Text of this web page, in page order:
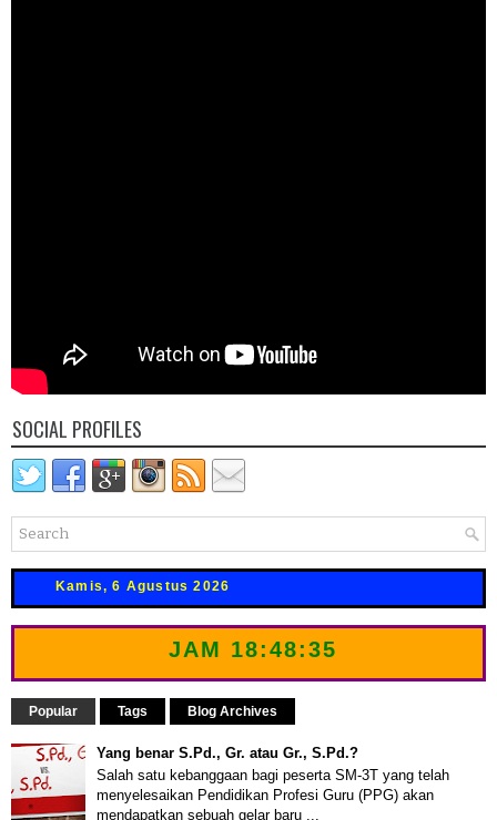
SOCIAL PROFILES
Kamis, 6 Agustus 2026
JAM18:48:35
Popular Tags Blog Archives
Yang benar S.Pd., Gr. atau Gr., S.Pd.?
Salah satu kebanggaan bagi peserta SM-3T yang telah
menyelesaikan Pendidikan Profesi Guru (PPG) akan
mendapatkan sebuah gelar baru ...